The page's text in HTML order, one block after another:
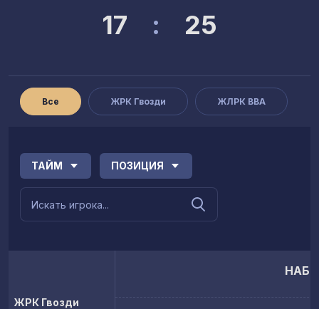
17 : 25
Все ЖРК Гвозди ЖЛРК ВВА
ТАЙМ ПОЗИЦИЯ
ЖРК Гвозди